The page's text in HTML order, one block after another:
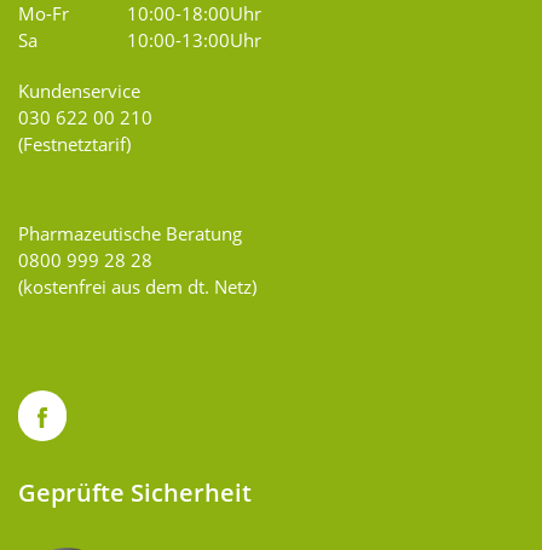
Mo-Fr
10:00-18:00Uhr
Sa
10:00-13:00Uhr
Kundenservice
030 622 00 210
(Festnetztarif)
Pharmazeutische Beratung
0800 999 28 28
(kostenfrei aus dem dt. Netz)
Geprüfte Sicherheit